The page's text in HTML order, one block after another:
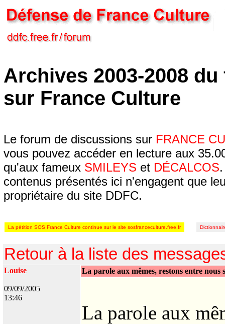
Archives 2003-2008
sur France Culture
Le forum de discussions sur FRANCE
vous pouvez accéder en lecture aux
qu'aux fameux SMILEYS et DÉCALCOS
contenus présentés ici n'engagent que
propriétaire du site DDFC.
La pétition SOS France Culture continue sur le site sosfranceculture.free.fr
Retour à la liste des
Louise
09/09/2005
13:46
La parole aux mêmes, restons entre nous
La parole aux